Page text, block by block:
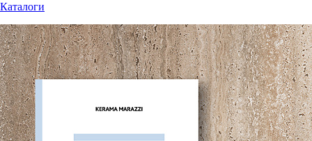
Каталоги